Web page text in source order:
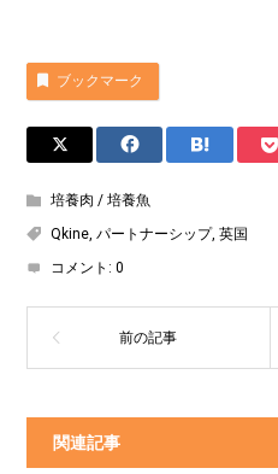
ブックマーク
培養肉 / 培養魚
Qkine,パートナーシップ,英国
コメント:0
関連記事